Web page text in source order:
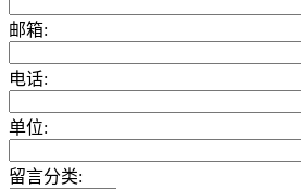
邮箱:
电话:
单位:
留言分类: